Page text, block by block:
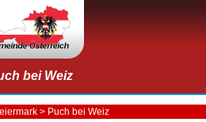
bei Weiz
> Puch bei Weiz